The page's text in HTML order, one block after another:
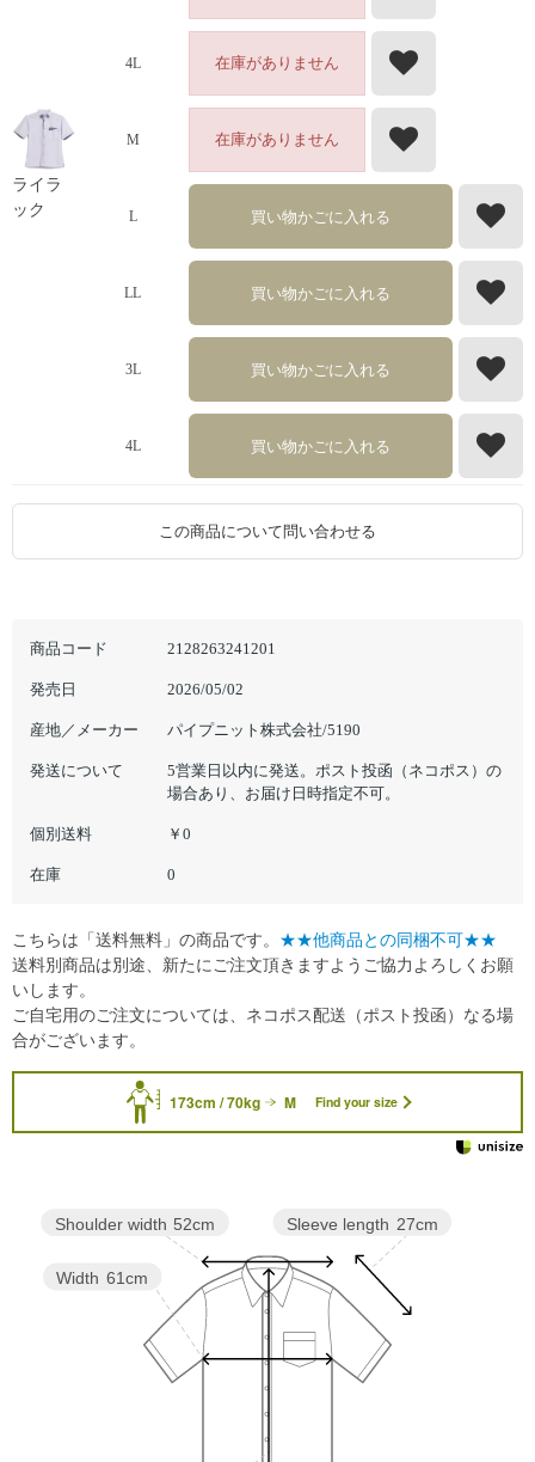
商品コード 2128263241201
発売日 2026/05/02
産地／メーカー パイプニット株式会社/5190
発送について
5営業日以内に発送。ポスト投函（ネコポス）の
場合あり、お届け日時指定不可。
個別送料 ￥0
在庫 0
4L 在庫がありません
ライラ
ック
M 在庫がありません
L 買い物かごに入れる
LL 買い物かごに入れる
3L 買い物かごに入れる
4L 買い物かごに入れる
この商品について問い合わせる
173cm / 70kg M Find your size
Sleeve length 27cm
Width 61cm
Shoulder width 52cm
こちらは「送料無料」の商品です。 ★★他商品との同梱不可★★
送料別商品は別途、新たにご注文頂きますようご協力よろしくお願
いします。
ご自宅用のご注文については、ネコポス配送（ポスト投函）なる場
合がございます。